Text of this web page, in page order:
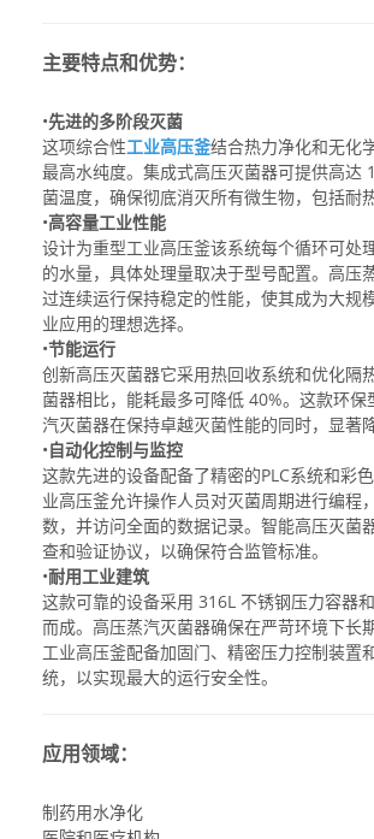
主要特点和优势：
•先进的多阶段灭菌
这项综合性工业高压釜结合热力净化和无化
最高水纯度。集成式高压灭菌器可提供高达
菌温度，确保彻底消灭所有微生物，包括耐
•高容量工业性能
设计为重型工业高压釜该系统每个循环可处
的水量，具体处理量取决于型号配置。 高压
过连续运行保持稳定的性能，使其成为大规
业应用的理想选择。
•节能运行
创新高压灭菌器它采用热回收系统和优化隔
菌器相比，能耗最多可降低 40%。这款环保
汽灭菌器在保持卓越灭菌性能的同时，显著
•自动化控制与监控
这款先进的设备配备了精密的PLC系统和彩色
业高压釜允许操作人员对灭菌周期进行编程
数，并访问全面的数据记录。智能高压灭菌
查和验证协议，以确保符合监管标准。
•耐用工业建筑
这款可靠的设备采用 316L 不锈钢压力容器
而成。 高压蒸汽灭菌器确保在严苛环境下长
工业高压釜配备加固门、精密压力控制装置
统，以实现最大的运行安全性。
应用领域：
制药用水净化